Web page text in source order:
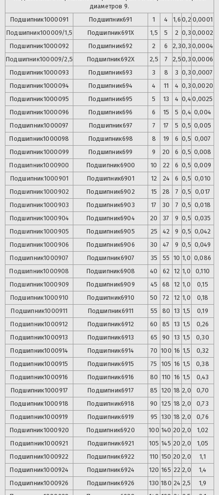
диаметров 9.
Подшипник1000091 Подшипник691 1 4 1,6 0,2 0,0001
Подшипник100009/1,5 Подшипник691X 1,5 5 2 0,3 0,0002
Подшипник1000092 Подшипник692 2 6 2,30,3 0,0004
Подшипник100009/2,5 Подшипник692X 2,5 7 2,50,3 0,0006
Подшипник1000093 Подшипник693 3 8 3 0,3 0,0007
Подшипник1000094 Подшипник694 4 11 4 0,3 0,0020
Подшипник1000095 Подшипник695 5 13 4 0,40,0025
Подшипник1000096 Подшипник696 6 15 5 0,4 0,004
Подшипник1000097 Подшипник697 7 17 5 0,5 0,005
Подшипник1000098 Подшипник698 8 19 6 0,5 0,007
Подшипник1000099 Подшипник699 9 20 6 0,5 0,008
Подшипник1000900 Подшипник6900 10 22 6 0,5 0,009
Подшипник1000901 Подшипник6901 12 24 6 0,5 0,010
Подшипник1000902 Подшипник6902 15 28 7 0,5 0,017
Подшипник1000903 Подшипник6903 17 30 7 0,5 0,018
Подшипник1000904 Подшипник6904 20 37 9 0,5 0,035
Подшипник1000905 Подшипник6905 25 42 9 0,5 0,042
Подшипник1000906 Подшипник6906 30 47 9 0,5 0,049
Подшипник1000907 Подшипник6907 35 55 10 1,0 0,086
Подшипник1000908 Подшипник6908 40 62 12 1,0
0,110
Подшипник1000909 Подшипник6909 45 68 12 1,0
0,15
Подшипник1000910 Подшипник6910 50 72 12 1,0
0,18
Подшипник1000911 Подшипник6911 55 80 13 1,5
0,19
Подшипник1000912 Подшипник6912 60 85 13 1,5
0,26
Подшипник1000913 Подшипник6913 65 90 13 1,5
0,30
Подшипник1000914 Подшипник6914 70 100 16 1,5
0,32
Подшипник1000915 Подшипник6915 75 105 16 1,5
0,38
Подшипник1000916 Подшипник6916 80 110 16 1,5
0,43
Подшипник1000917 Подшипник6917 85 120 18 2,0
0,70
Подшипник1000918 Подшипник6918 90 125 18 2,0
0,73
Подшипник1000919 Подшипник6919 95 130 18 2,0
0,76
Подшипник1000920 Подшипник6920 100 140 20 2,0
1,02
Подшипник1000921 Подшипник6921 105 145 20 2,0
1,05
Подшипник1000922 Подшипник6922 110 150 20 2,0
1,1
Подшипник1000924 Подшипник6924 120 165 22 2,0
1,4
Подшипник1000926 Подшипник6926 130 180 24 2,5
1,9